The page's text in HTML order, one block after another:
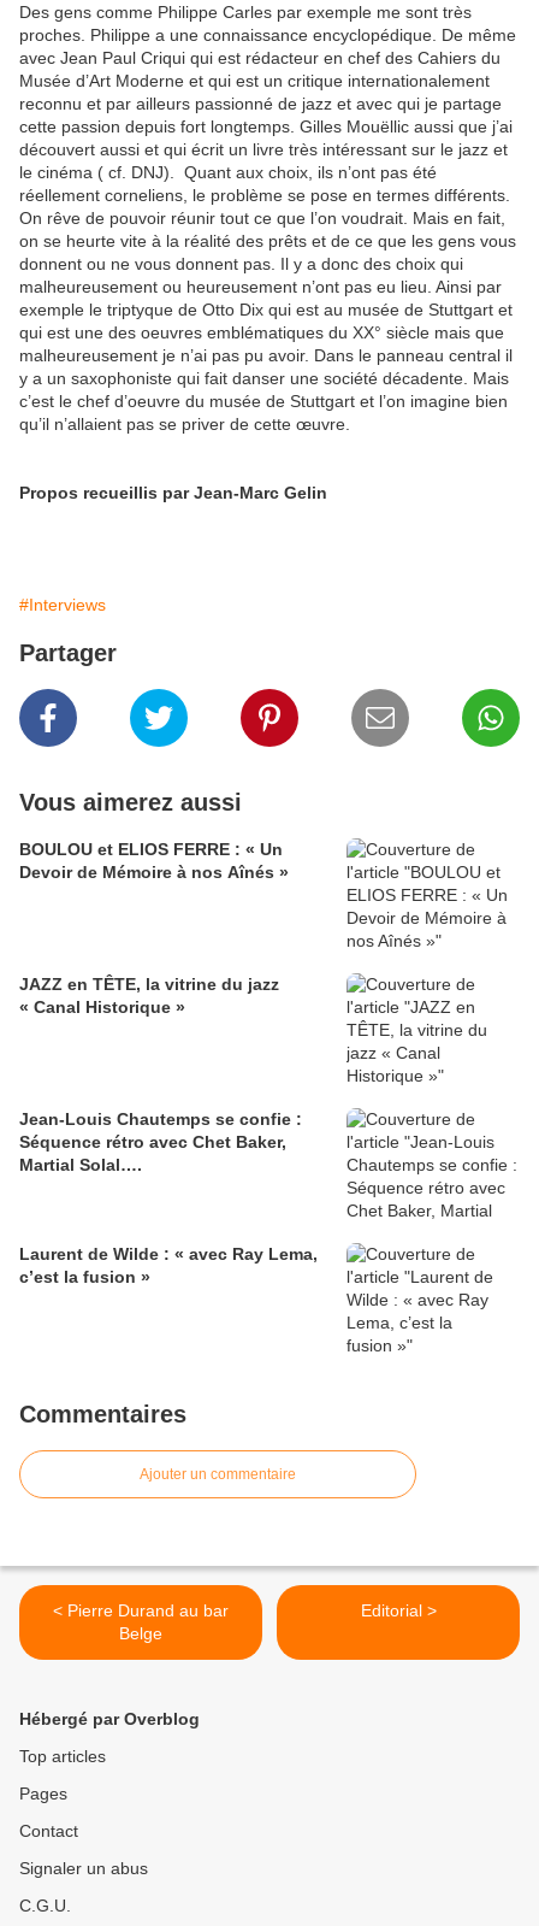
Des gens comme Philippe Carles par exemple me sont très
proches. Philippe a une connaissance encyclopédique. De même
avec Jean Paul Criqui qui est rédacteur en chef des Cahiers du
Musée d’Art Moderne et qui est un critique internationalement
reconnu et par ailleurs passionné de jazz et avec qui je partage
cette passion depuis fort longtemps. Gilles Mouëllic aussi que j’ai
découvert aussi et qui écrit un livre très intéressant sur le jazz et
le cinéma ( cf. DNJ). Quant aux choix, ils n’ont pas été
réellement corneliens, le problème se pose en termes différents.
On rêve de pouvoir réunir tout ce que l’on voudrait. Mais en fait,
on se heurte vite à la réalité des prêts et de ce que les gens vous
donnent ou ne vous donnent pas. Il y a donc des choix qui
malheureusement ou heureusement n’ont pas eu lieu. Ainsi par
exemple le triptyque de Otto Dix qui est au musée de Stuttgart et
qui est une des oeuvres emblématiques du XX° siècle mais que
malheureusement je n’ai pas pu avoir. Dans le panneau central il
y a un saxophoniste qui fait danser une société décadente. Mais
c’est le chef d’oeuvre du musée de Stuttgart et l’on imagine bien
qu’il n’allaient pas se priver de cette œuvre.
Propos recueillis par Jean-Marc Gelin
#Interviews
Partager
Vous aimerez aussi
BOULOU et ELIOS FERRE : « Un
Devoir de Mémoire à nos Aînés »
JAZZ en TÊTE, la vitrine du jazz
« Canal Historique »
Jean-Louis Chautemps se confie :
Séquence rétro avec Chet Baker,
Martial Solal….
Laurent de Wilde : « avec Ray Lema,
c’est la fusion »
Commentaires
Ajouter un commentaire
< Pierre Durand au bar
Belge
Editorial >
Hébergé par Overblog
Top articles
Pages
Contact
Signaler un abus
C.G.U.